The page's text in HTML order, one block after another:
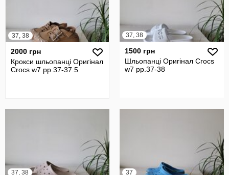
37, 38
2000 грн
Крокси шльопанці Оригінал
Crocs w7 рр.37-37.5
37, 38
1500 грн
Шльопанці Оригінал Crocs
w7 рр.37-38
37, 38 37